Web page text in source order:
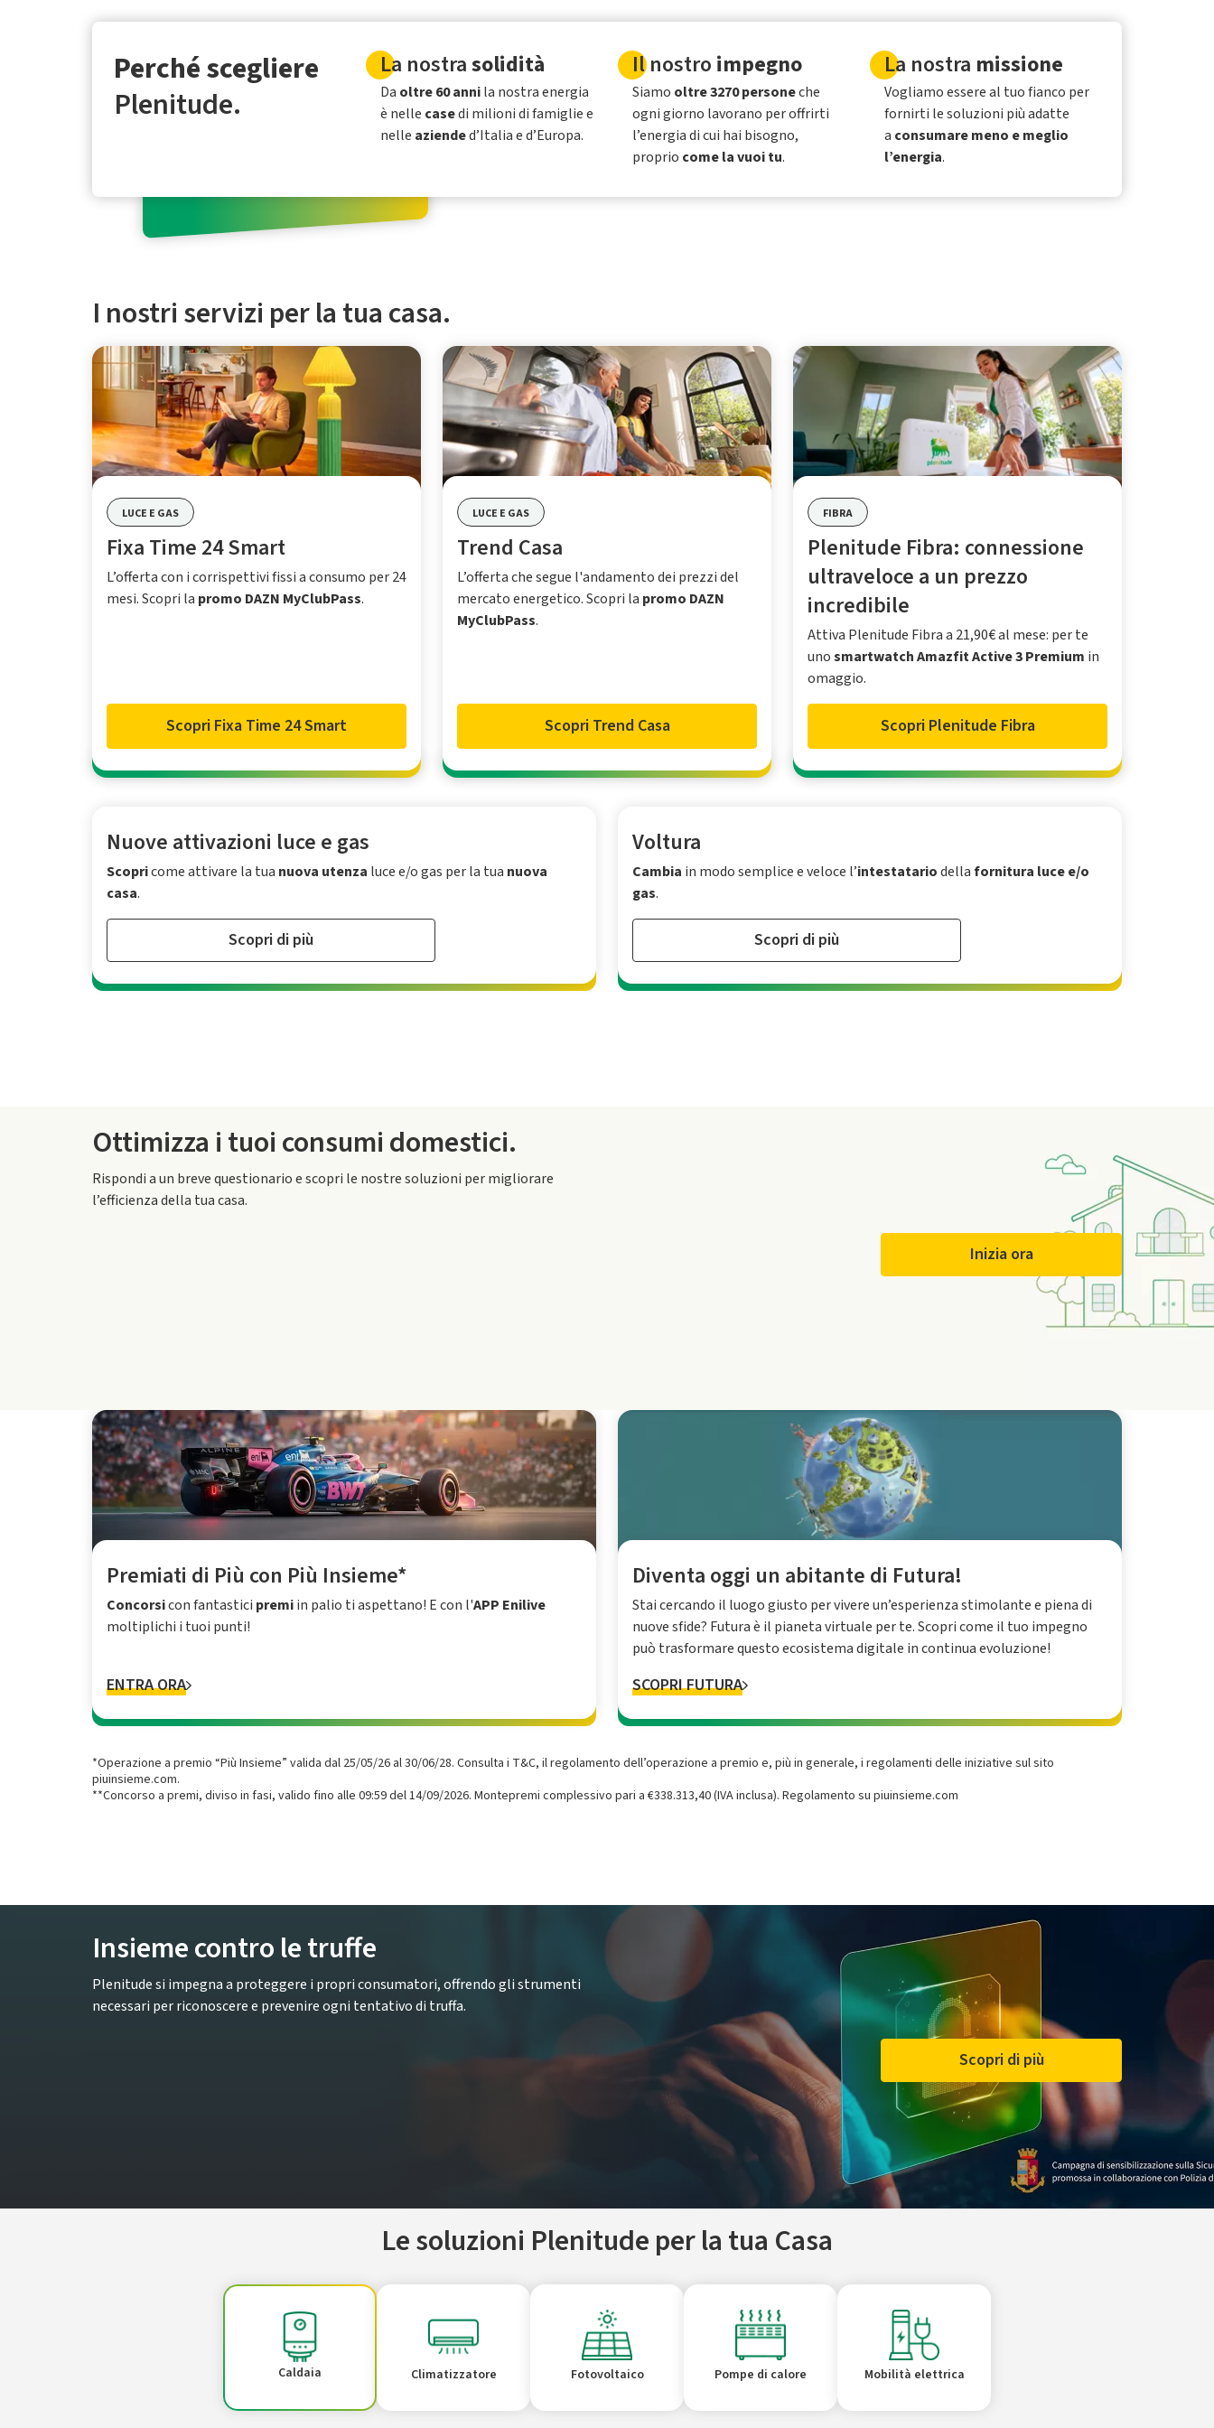
Perché scegliere
Plenitude.
La nostrasolidità
Da oltre 60 annila nostra energia
è nelle casedi milioni di famiglie e
nelle aziended’Italia e d’Europa.
Il nostro impegno
Siamo oltre 3270 personeche
ogni giorno lavorano per offrirti
l’energia di cui hai bisogno,
proprio come la vuoi tu.
La nostra missione
Vogliamo essere al tuo fianco per
fornirti le soluzioni più adatte
a consumare meno e meglio
l’energia.
I nostri servizi per la tua casa.
LUCE E GAS
Fixa Time 24 Smart
L’offerta con i corrispettivi fissi a consumo per 24
mesi. Scopri la promo DAZN MyClubPass.
Scopri Fixa Time 24 Smart
LUCE E GAS
Trend Casa
L’offerta che segue l'andamento dei prezzi del
mercato energetico. Scopri la promo DAZN
MyClubPass.
Scopri Trend Casa
FIBRA
Plenitude Fibra: connessione
ultraveloce a un prezzo
incredibile
Attiva Plenitude Fibra a 21,90€ al mese: per te
unosmartwatch Amazfit Active 3 Premium in
omaggio.
Scopri Plenitude Fibra
Nuove attivazioni luce e gas
Scopricome attivare la tua nuova utenza luce e/o gas per la tua nuova
casa.
Scopri di più
Voltura
Cambia in modo semplice e veloce l’intestatariodellafornitura luce e/o
gas.
Scopri di più
Ottimizza i tuoi consumi domestici.
Rispondi a un breve questionario e scopri le nostre soluzioni per migliorare
l’efficienza della tua casa.
Inizia ora
Premiati di Più con Più Insieme*
Concorsicon fantastici premiin palio ti aspettano! E con l'APP Enilive
moltiplichi i tuoi punti!
ENTRA ORA
Diventa oggi un abitante di Futura!
Stai cercando il luogo giusto per vivere un’esperienza stimolante e piena di
nuove sfide? Futura è il pianeta virtuale per te. Scopri come il tuo impegno
può trasformare questo ecosistema digitale in continua evoluzione!
SCOPRI FUTURA
*Operazione a premio “Più Insieme” valida dal 25‌/05‌/26‌ al 30‌/06‌/28‌. Consulta i T&C, il regolamento dell’operazione a premio e, più in generale, i regolamenti delle iniziative sul sito
piuinsieme.com.
**Concorso a premi, diviso in fasi, valido fino alle 09:59 del 14/09/2026. Montepremi complessivo pari a €338.313,40 (IVA inclusa). Regolamento su piuinsieme.com
Insieme contro le truffe
Plenitude si impegna a proteggere i propri consumatori, offrendo gli strumenti
necessari per riconoscere e prevenire ogni tentativo di truffa.
Scopri di più
Le soluzioni Plenitude per la tua Casa
Caldaia Climatizzatore Fotovoltaico Pompe di calore Mobilità elettrica